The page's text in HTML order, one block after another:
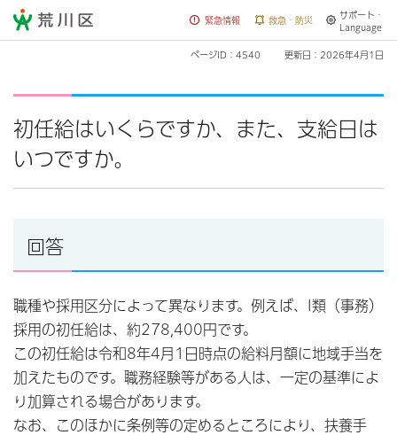
荒川区 緊急情報 救急・防災
サポート・
Language
ページID：4540 更新日：2026年4月1日
初任給はいくらですか、また、支給日は
いつですか。
回答
職種や採用区分によって異なります。例えば、I類（事務）
採用の初任給は、約278,400円です。
この初任給は令和8年4月1日時点の給料月額に地域手当を
加えたものです。職務経験等がある人は、一定の基準によ
り加算される場合があります。
なお、このほかに条例等の定めるところにより、扶養手